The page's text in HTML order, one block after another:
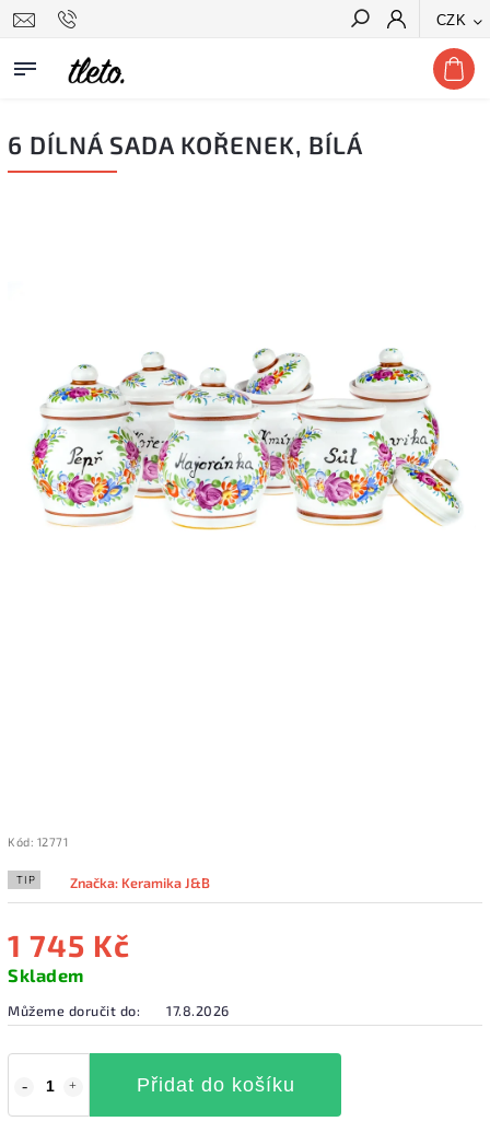
CZK
Hledat
6 DÍLNÁ SADA KOŘENEK, BÍLÁ
Kód: 12771
TIP Značka: Keramika J&B
1 745 Kč
Skladem
Můžeme doručit do: 17.8.2026
Přidat do košíku